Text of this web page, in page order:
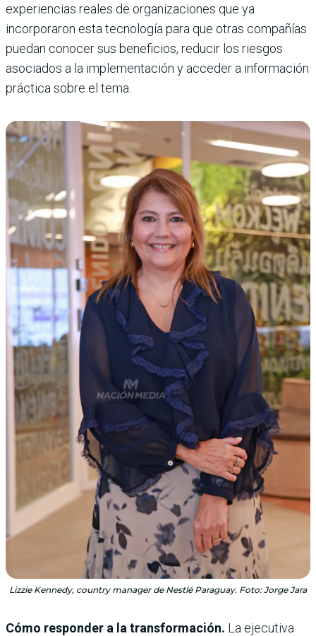
experiencias reales de organizaciones que ya
incorporaron esta tecnología para que otras compañías
puedan conocer sus beneficios, reducir los riesgos
asociados a la implementación y acceder a información
práctica sobre el tema.
Lizzie Kennedy, country manager de Nestlé Paraguay. Foto: Jorge Jara
Cómo responder a la transformación. La ejecutiva